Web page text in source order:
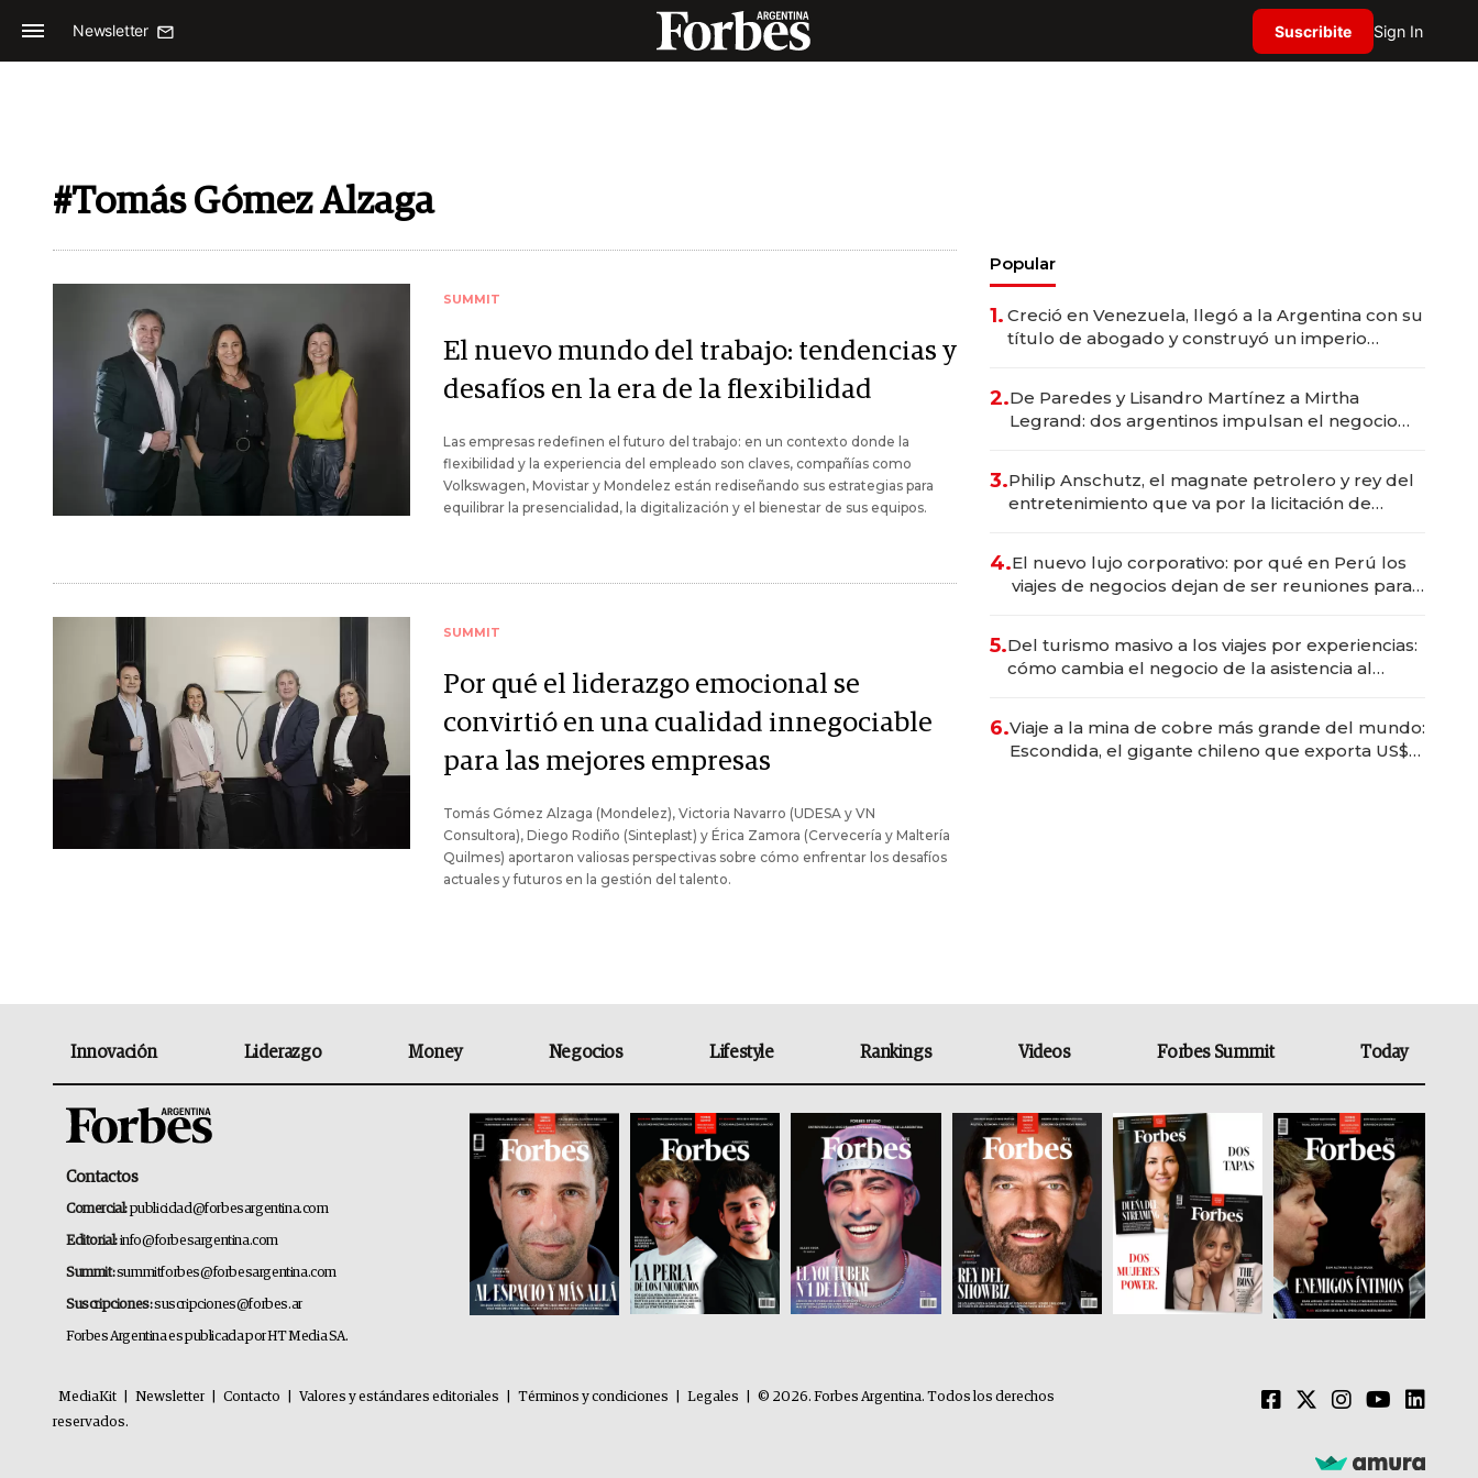
Newsletter Suscribite Sign In
#Tomás Gómez Alzaga
SUMMIT
El nuevo mundo del trabajo: tendencias y
desafíos en la era de la flexibilidad
Las empresas redefinen el futuro del trabajo: en un contexto donde la
flexibilidad y la experiencia del empleado son claves, compañías como
Volkswagen, Movistar y Mondelez están rediseñando sus estrategias para
equilibrar la presencialidad, la digitalización y el bienestar de sus equipos.
SUMMIT
Por qué el liderazgo emocional se
convirtió en una cualidad innegociable
para las mejores empresas
Tomás Gómez Alzaga (Mondelez), Victoria Navarro (UDESA y VN
Consultora), Diego Rodiño (Sinteplast) y Érica Zamora (Cervecería y Maltería
Quilmes) aportaron valiosas perspectivas sobre cómo enfrentar los desafíos
actuales y futuros en la gestión del talento.
Popular
1. Creció en Venezuela, llegó a la Argentina con su
título de abogado y construyó un imperio
2.De Paredes y Lisandro Martínez a Mirtha
Legrand: dos argentinos impulsan el negocio
3.Philip Anschutz, el magnate petrolero y rey del
entretenimiento que va por la licitación de
4.El nuevo lujo corporativo: por qué en Perú los
viajes de negocios dejan de ser reuniones para
5.Del turismo masivo a los viajes por experiencias:
cómo cambia el negocio de la asistencia al
6.Viaje a la mina de cobre más grande del mundo:
Escondida, el gigante chileno que exporta US$
Innovación Liderazgo Money Negocios Lifestyle Rankings Videos Forbes Summit Today
Contactos
Comercial:publicidad@forbesargentina.com
Editorial:info@forbesargentina.com
Summit:summitforbes@forbesargentina.com
Suscripciones:suscripciones@forbes.ar
Forbes Argentina es publicada por HT Media SA.
MediaKit Newsletter Contacto Valores y estándares editoriales Términos y condiciones Legales
© 2026. Forbes Argentina. Todos los derechos
reservados.